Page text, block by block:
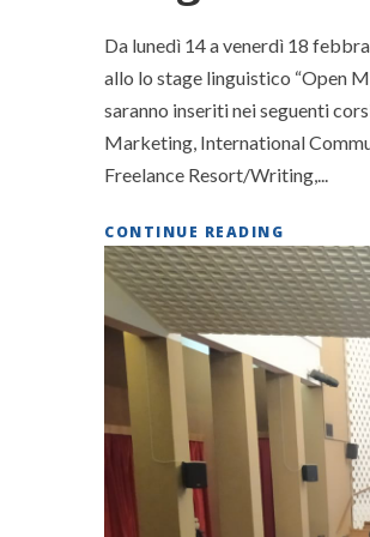
Da lunedì 14 a venerdì 18
allo lo stage linguistico “Open
saranno inseriti nei seguenti
Marketing, International
Freelance Resort/Writing,...
CONTINUE READING